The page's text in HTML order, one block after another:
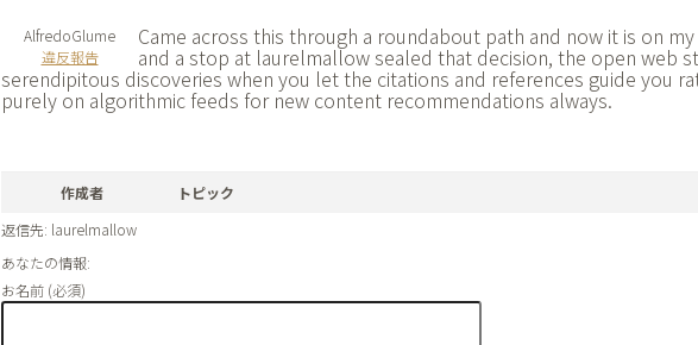
AlfredoGlume
違反報告
Came across this through a roundabout path and now it is on
and a stop at laurelmallow sealed that decision, the open web
serendipitous discoveries when you let the citations and references guide you
purely on algorithmic feeds for new content recommendations always.
作成者
トピック
返信先: laurelmallow
あなたの情報:
お名前 (必須)